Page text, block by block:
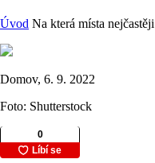
Úvod Na která místa
Domov, 6. 9. 2022
Foto: Shutterstock